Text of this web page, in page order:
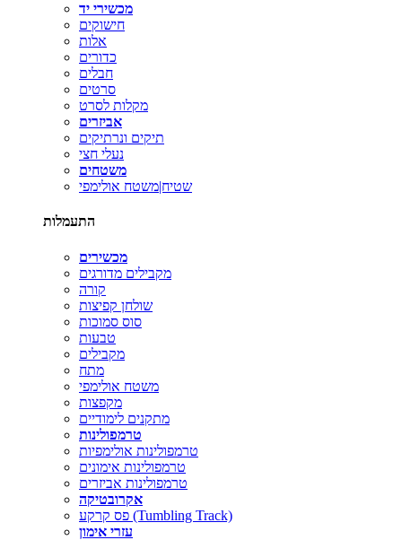
מכשירי יד
חישוקים
אלות
כדורים
חבלים
סרטים
מקלות לסרט
אביזרים
תיקים ונרתיקים
נעלי חצי
משטחים
שטיח|משטח אולימפי
התעמלות
מכשירים
מקבילים מדורגים
קורה
שולחן קפיצות
סוס סמוכות
טבעות
מקבילים
מתח
משטח אולימפי
מקפצות
מתקנים לימודיים
טרמפולינות
טרמפולינות אולימפיות
טרמפולינות אימונים
טרמפולינות אביזרים
אקרובטיקה
פס קרקע (Tumbling Track)
עזרי אימון